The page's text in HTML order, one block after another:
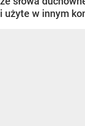
i użyte w innym